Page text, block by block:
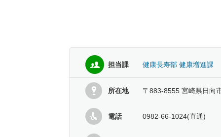
担当課 健康長寿部 健康増進課
所在地 〒883-8555 宮崎県日向
電話 0982-66-1024(直通)